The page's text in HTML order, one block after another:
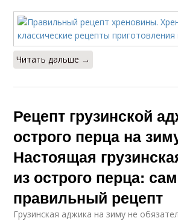
Читать дальше →
Рецепт грузинской
острого перца на
Настоящая
из острого перца:
правильный рецепт
Грузинская аджика на зиму не